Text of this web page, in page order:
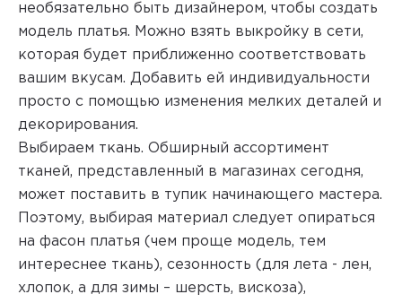
необязательно быть дизайнером, чтобы создать
модель платья. Можно взять выкройку в сети,
которая будет приближенно соответствовать
вашим вкусам. Добавить ей индивидуальности
просто с помощью изменения мелких деталей и
декорирования.
Выбираем ткань. Обширный ассортимент
тканей, представленный в магазинах сегодня,
может поставить в тупик начинающего мастера.
Поэтому, выбирая материал следует опираться
на фасон платья (чем проще модель, тем
интереснее ткань), сезонность (для лета - лен,
хлопок, а для зимы – шерсть, вискоза),